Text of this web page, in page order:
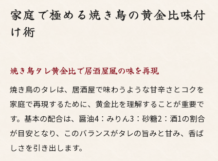
焼き鳥タレと塩の黄金比で大阪風再現
梅田流焼き鳥タレ作りで本格的な味に
塩派必見の焼き鳥味付け種類と使い分け
鳥料理の味付けに迷ったときの必勝ポイント
焼き鳥味付け種類で失敗しない選び方
居酒屋のプロが教えるタレと塩の黄金比
大阪風焼鳥の味付けとお酒の楽しみ方
家庭で極める焼き鳥の黄金比味付
け術
焼き鳥タレ黄金比で居酒屋風の味を再現
焼き鳥のタレは、居酒屋で味わうような甘辛さとコクを
家庭で再現するために、黄金比を理解することが重要で
す。基本の配合は、醤油4：みりん3：砂糖2：酒1の割合
が目安となり、このバランスがタレの旨みと甘み、香ば
しさを引き出します。